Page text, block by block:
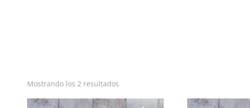
Mostrando los 2 resultados